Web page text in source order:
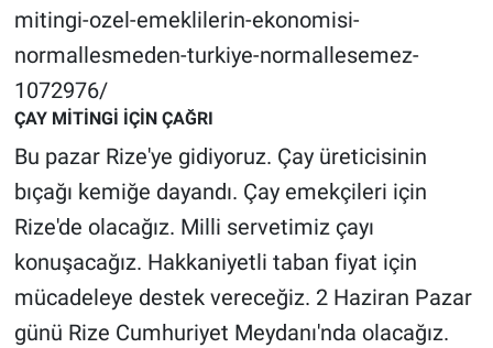
mitingi-ozel-emeklilerin-ekonomisi-
normallesmeden-turkiye-normallesemez-
1072976/
ÇAY MİTİNGİ İÇİN ÇAĞRI
Bu pazar Rize'ye gidiyoruz. Çay üreticisinin
bıçağı kemiğe dayandı. Çay emekçileri için
Rize'de olacağız. Milli servetimiz çayı
konuşacağız. Hakkaniyetli taban fiyat için
mücadeleye destek vereceğiz. 2 Haziran Pazar
günü Rize Cumhuriyet Meydanı'nda olacağız.